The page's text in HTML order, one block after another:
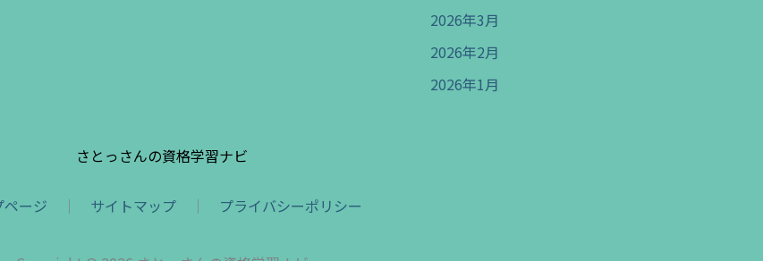
2026年3月
2026年2月
2026年1月
さとっさんの資格学習ナビ
ページ ｜ サイトマップ ｜ プライバシーポリシー